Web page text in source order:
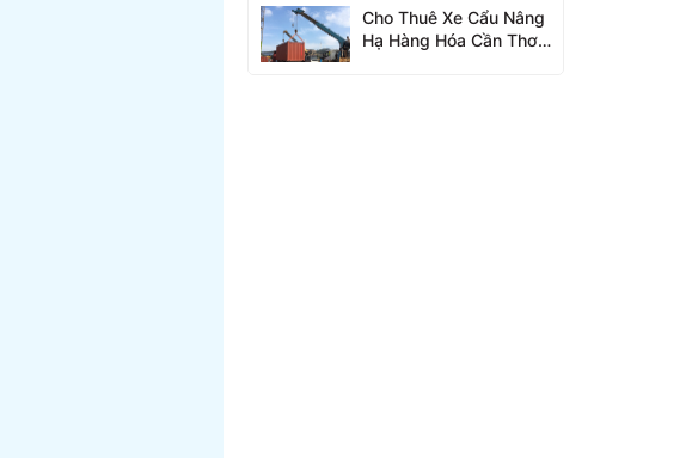
Cho Thuê Xe Cẩu Nâng
Hạ Hàng Hóa Cần Thơ –